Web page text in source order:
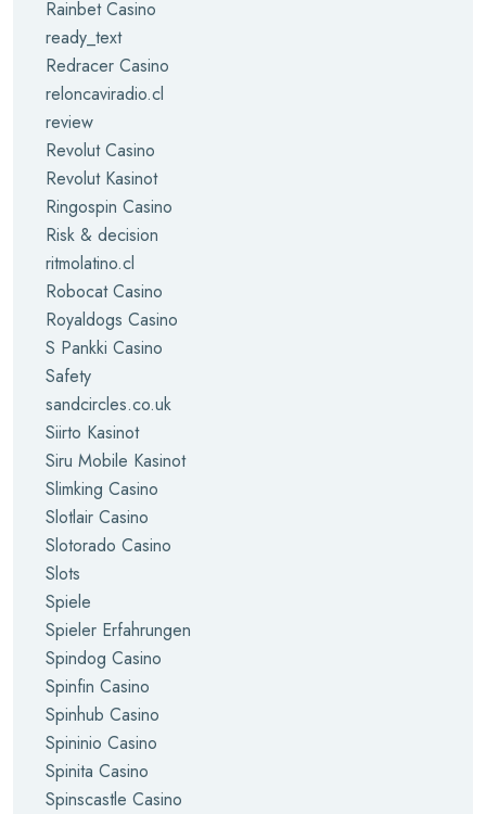
Rainbet Casino
ready_text
Redracer Casino
reloncaviradio.cl
review
Revolut Casino
Revolut Kasinot
Ringospin Casino
Risk & decision
ritmolatino.cl
Robocat Casino
Royaldogs Casino
S Pankki Casino
Safety
sandcircles.co.uk
Siirto Kasinot
Siru Mobile Kasinot
Slimking Casino
Slotlair Casino
Slotorado Casino
Slots
Spiele
Spieler Erfahrungen
Spindog Casino
Spinfin Casino
Spinhub Casino
Spininio Casino
Spinita Casino
Spinscastle Casino